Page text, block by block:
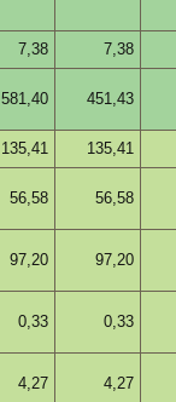
7,38 7,38
581,40 451,43
135,41 135,41
56,58 56,58
97,20 97,20
0,33 0,33
4,27 4,27